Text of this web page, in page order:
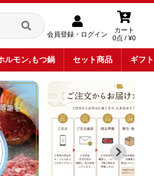
会員登録・ログイン
カート
0点 / ¥0
ルモン,もつ鍋 セット商品 ギフト